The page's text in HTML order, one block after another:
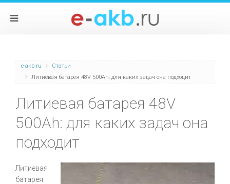
e-akb.ru
Статьи
Литиевая батарея 48V 500Ah: для каких задач она подходит
Литиевая батарея 48V
500Ah: для каких задач она
подходит
Литиевая
батарея